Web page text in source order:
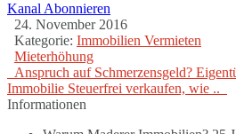
Kanal Abonnieren
24. November 2016
Kategorie: Immobilien Vermieten
Mieterhöhung
Anspruch auf Schmerzensgeld?
Immobilie Steuerfrei verkaufen, wie ..
Informationen